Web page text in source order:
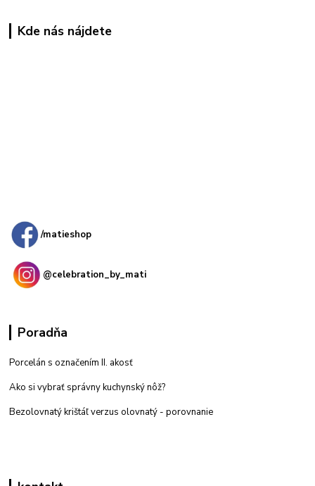
Kde nás nájdete
/matieshop
@celebration_by_mati
Poradňa
Porcelán s označením II. akosť
Ako si vybrať správny kuchynský nôž?
Bezolovnatý krištáľ verzus olovnatý - porovnanie